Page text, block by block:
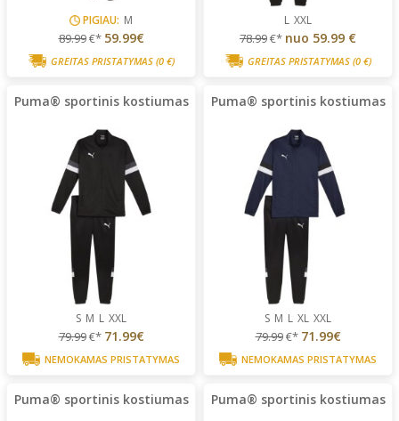
PIGIAU: M
89.99€* 59.99€
GREITAS PRISTATYMAS (0 €)
L XXL
78.99€* nuo 59.99 €
GREITAS PRISTATYMAS (0 €)
Puma® sportinis kostiumas
S M L XXL
79.99€* 71.99€
NEMOKAMAS PRISTATYMAS
Puma® sportinis kostiumas
S M L XL XXL
79.99€* 71.99€
NEMOKAMAS PRISTATYMAS
Puma® sportinis kostiumas Puma® sportinis kostiumas